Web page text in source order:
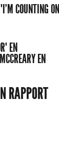
COUNTING ON
EN
EN
RAPPORT